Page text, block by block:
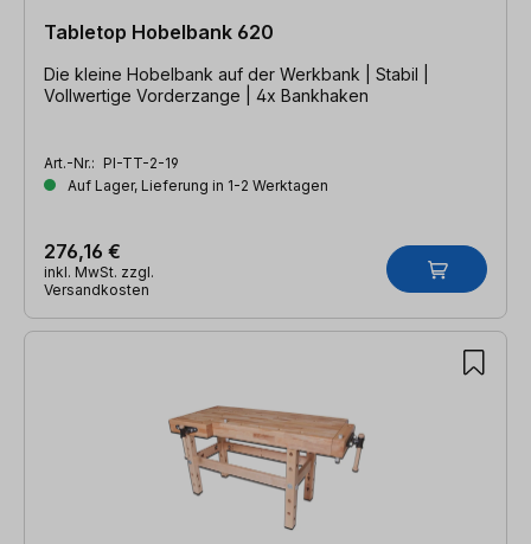
Tabletop Hobelbank 620
Die kleine Hobelbank auf der Werkbank | Stabil |
Vollwertige Vorderzange | 4x Bankhaken
Art.-Nr.: PI-TT-2-19
Auf Lager, Lieferung in 1-2 Werktagen
276,16 €
inkl. MwSt. zzgl.
Versandkosten